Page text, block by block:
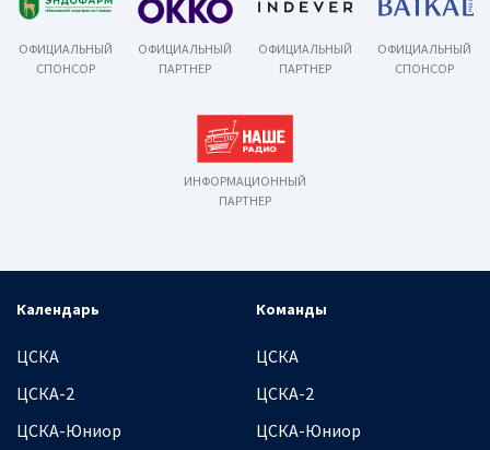
ОФИЦИАЛЬНЫЙ
СПОНСОР
ОФИЦИАЛЬНЫЙ
ПАРТНЕР
ОФИЦИАЛЬНЫЙ
ПАРТНЕР
ОФИЦИАЛЬНЫЙ
СПОНСОР
ИНФОРМАЦИОННЫЙ
ПАРТНЕР
Календарь
ЦСКА
ЦСКА-2
ЦСКА-Юниор
Команды
ЦСКА
ЦСКА-2
ЦСКА-Юниор